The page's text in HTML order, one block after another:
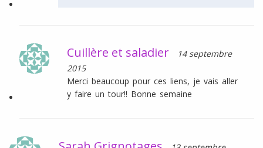
Cuillère et saladier
14 septembre
2015
Merci beaucoup pour ces liens, je vais aller
y faire un tour!! Bonne semaine